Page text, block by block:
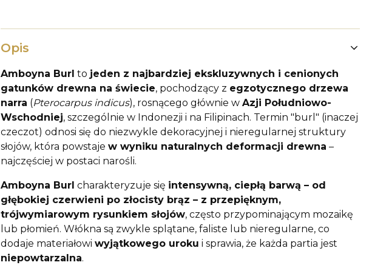
Opis
Amboyna Burl to jeden z najbardziej ekskluzywnych i cenionych
gatunków drewna na świecie, pochodzący z egzotycznego drzewa
narra (Pterocarpus indicus), rosnącego głównie w Azji Południowo-
Wschodniej, szczególnie w Indonezji i na Filipinach. Termin "burl" (inaczej
czeczot) odnosi się do niezwykle dekoracyjnej i nieregularnej struktury
słojów, która powstaje w wyniku naturalnych deformacji drewna –
najczęściej w postaci narośli.
Amboyna Burl charakteryzuje się intensywną, ciepłą barwą – od
głębokiej czerwieni po złocisty brąz – z przepięknym,
trójwymiarowym rysunkiem słojów, często przypominającym mozaikę
lub płomień. Włókna są zwykle splątane, faliste lub nieregularne, co
dodaje materiałowi wyjątkowego uroku i sprawia, że każda partia jest
niepowtarzalna.